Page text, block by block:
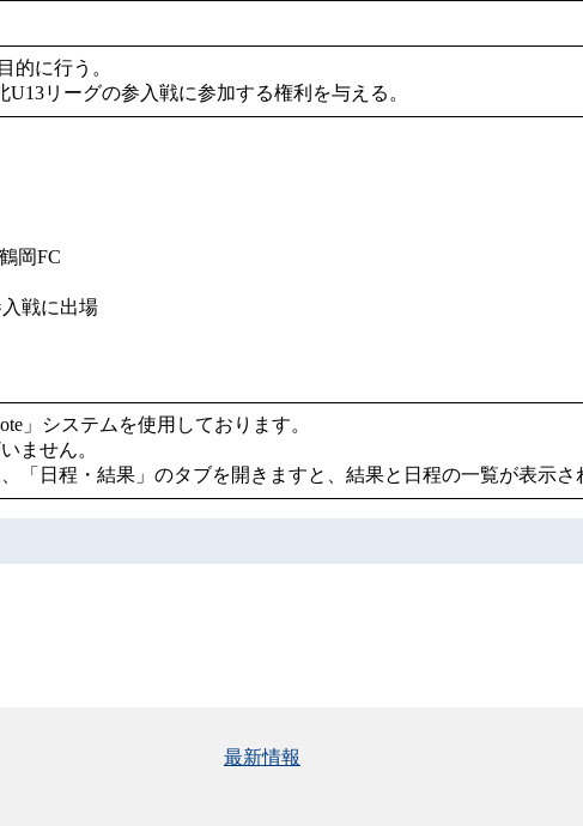
的に行う。
リーグの参入戦に参加する権利を与える。
岡FC
戦に出場
」システムを使用しております。
ません。
「日程・結果」のタブを開きますと、結果と日程の一覧が表示さ
最新情報